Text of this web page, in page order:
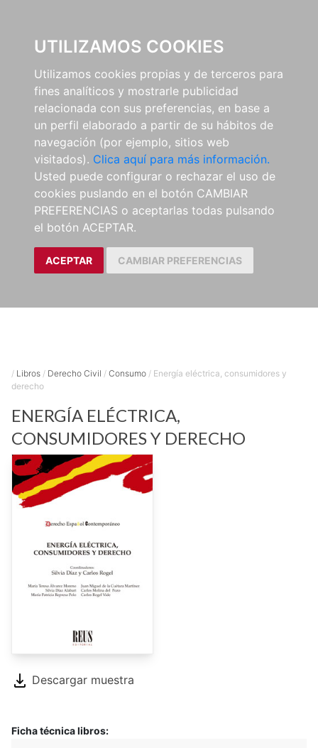
UTILIZAMOS COOKIES
Utilizamos cookies propias y de terceros para
fines analíticos y mostrarle publicidad
relacionada con sus preferencias, en base a
un perfil elaborado a partir de su hábitos de
navegación (por ejemplo, sitios web
visitados). Clica aquí para más información.
Usted puede configurar o rechazar el uso de
cookies puslando en el botón CAMBIAR
PREFERENCIAS o aceptarlas todas pulsando
el botón ACEPTAR.
ACEPTAR CAMBIAR PREFERENCIAS
/ Libros / Derecho Civil / Consumo / Energía eléctrica, consumidores y
derecho
ENERGÍA ELÉCTRICA,
CONSUMIDORES Y DERECHO
Descargar muestra
Ficha técnica libros: